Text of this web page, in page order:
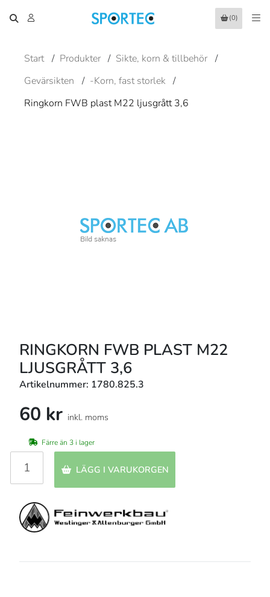
(0)
Start / Produkter / Sikte, korn & tillbehör /
Gevärsikten
/ -Korn, fast storlek
/
Ringkorn FWB plast M22 ljusgrått 3,6
RINGKORN FWB PLAST M22
LJUSGRÅTT 3,6
Artikelnummer: 1780.825.3
60 kr inkl. moms
Färre än 3 i lager
LÄGG I VARUKORGEN